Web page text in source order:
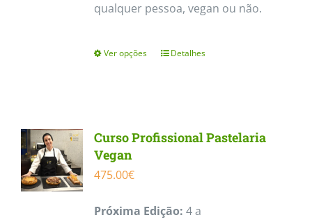
qualquer pessoa, vegan ou não.
Ver opções
This
variants.
may
Detalhes
Curso Profissional Pastelaria
Vegan
475.00€
Próxima Edição: 4 a